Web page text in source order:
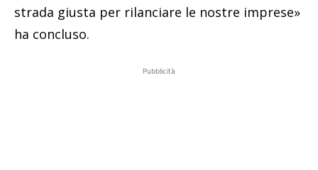
strada giusta per rilanciare le nostre imprese»
ha concluso.
Pubblicità